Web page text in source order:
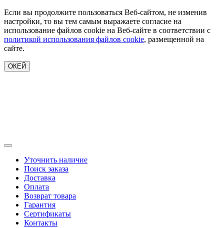
Если вы продолжите пользоваться Веб-сайтом, не изменив
настройки, то вы тем самым выражаете согласие на
использование файлов cookie на Веб-сайте в соответствии с
политикой использования файлов cookie, размещенной на
сайте.
ОКЕЙ
Уточнить наличие
Поиск заказа
Доставка
Оплата
Возврат товара
Гарантия
Сертификаты
Контакты